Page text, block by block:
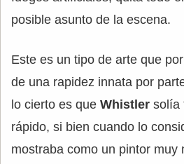
posible asunto de la escena.
Este es un tipo de arte que
de una rapidez innata por
lo cierto es que Whistler solía
rápido, si bien cuando lo
mostraba como un pintor muy